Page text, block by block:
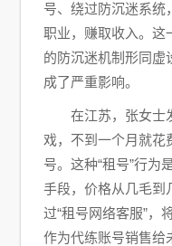
号、绕过防沉迷系统
职业，赚取收入。这
的防沉迷机制形同虚
成了严重影响。
在江苏，张女士
戏，不到一个月就花
号。这种“租号”行为
手段，价格从几毛到
过“租号网络客服”，
作为代练账号销售给